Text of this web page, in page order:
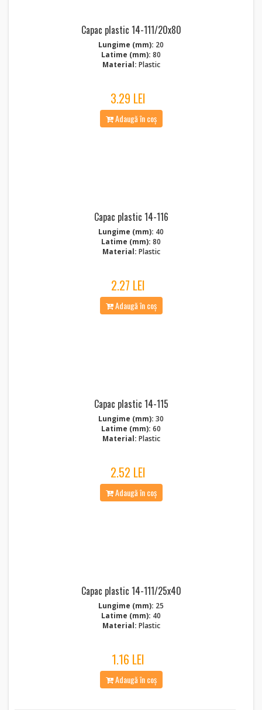
Capac plastic 14-111/20x80
Lungime (mm): 20
Latime (mm): 80
Material: Plastic
3.29 LEI
Adaugă în coș
Capac plastic 14-116
Lungime (mm): 40
Latime (mm): 80
Material: Plastic
2.27 LEI
Adaugă în coș
Capac plastic 14-115
Lungime (mm): 30
Latime (mm): 60
Material: Plastic
2.52 LEI
Adaugă în coș
Capac plastic 14-111/25x40
Lungime (mm): 25
Latime (mm): 40
Material: Plastic
1.16 LEI
Adaugă în coș